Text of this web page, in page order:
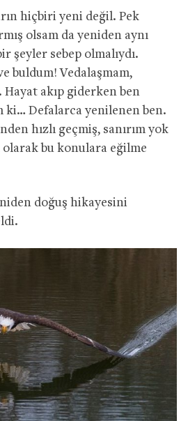
hiçbiri yeni değil. Pek
olsam da yeniden aynı
şeyler sebep olmalıydı.
buldum! Vedalaşmam,
akıp giderken ben
ki… Defalarca yenilenen ben.
hızlı geçmiş, sanırım yok
olarak bu konulara eğilme
doğuş hikayesini